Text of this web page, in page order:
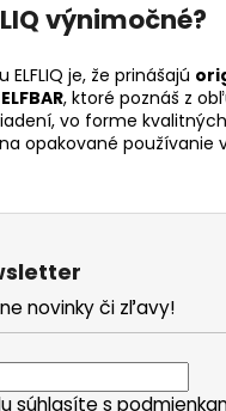
výnimočné?
je, že prinášajú
, ktoré poznáš z
vo forme
opakované používanie
novinky či zľavy!
súhlasíte s